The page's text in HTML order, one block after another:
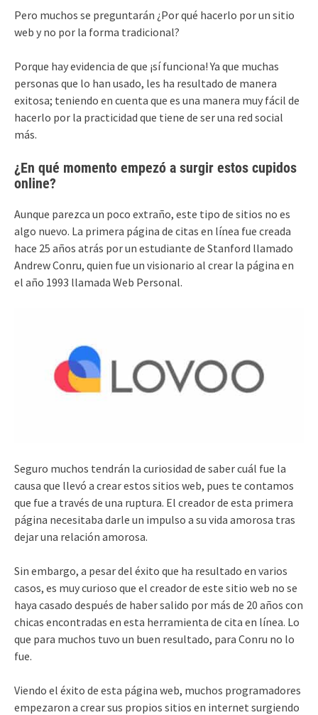
Pero muchos se preguntarán ¿Por qué hacerlo por un sitio
web y no por la forma tradicional?
Porque hay evidencia de que ¡sí funciona! Ya que muchas
personas que lo han usado, les ha resultado de manera
exitosa; teniendo en cuenta que es una manera muy fácil de
hacerlo por la practicidad que tiene de ser una red social
más.
¿En qué momento empezó a surgir estos cupidos
online?
Aunque parezca un poco extraño, este tipo de sitios no es
algo nuevo. La primera página de citas en línea fue creada
hace 25 años atrás por un estudiante de Stanford llamado
Andrew Conru, quien fue un visionario al crear la página en
el año 1993 llamada Web Personal.
Seguro muchos tendrán la curiosidad de saber cuál fue la
causa que llevó a crear estos sitios web, pues te contamos
que fue a través de una ruptura. El creador de esta primera
página necesitaba darle un impulso a su vida amorosa tras
dejar una relación amorosa.
Sin embargo, a pesar del éxito que ha resultado en varios
casos, es muy curioso que el creador de este sitio web no se
haya casado después de haber salido por más de 20 años con
chicas encontradas en esta herramienta de cita en línea. Lo
que para muchos tuvo un buen resultado, para Conru no lo
fue.
Viendo el éxito de esta página web, muchos programadores
empezaron a crear sus propios sitios en internet surgiendo